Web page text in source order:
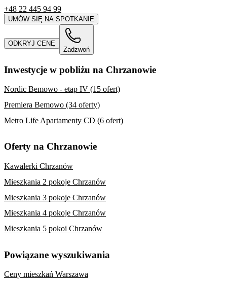
+48 22 445 94 99
UMÓW SIĘ NA SPOTKANIE
ODKRYJ CENĘ
Zadzwoń
Inwestycje w pobliżu na Chrzanowie
Nordic Bemowo - etap IV (15 ofert)
Premiera Bemowo (34 oferty)
Metro Life Apartamenty CD (6 ofert)
Oferty na Chrzanowie
Kawalerki Chrzanów
Mieszkania 2 pokoje Chrzanów
Mieszkania 3 pokoje Chrzanów
Mieszkania 4 pokoje Chrzanów
Mieszkania 5 pokoi Chrzanów
Powiązane wyszukiwania
Ceny mieszkań Warszawa